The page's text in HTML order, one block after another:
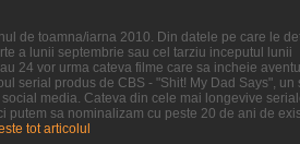
de toamna/iarna 2010. Din datele pe care le
a lunii septembrie sau cel tarziu inceputul lunii
24 vor urma cateva filme care sa incheie
serial produs de CBS - "Shit! My Dad Says", un
media. Cateva din cele mai longevive
sa nominalizam cu peste 20 de ani de
tot articolul